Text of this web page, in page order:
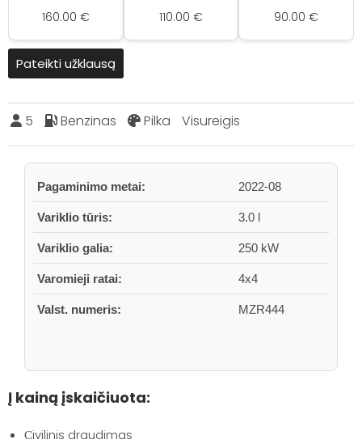
160.00 € 110.00 € 90.00 €
Pateikti užklausą
5 Benzinas Pilka Visureigis
Pagaminimo metai: 2022-08
Variklio tūris: 3.0 l
Variklio galia: 250 kW
Varomieji ratai: 4x4
Valst. numeris: MZR444
Į kainą įskaičiuota:
Сivilinis draudimas